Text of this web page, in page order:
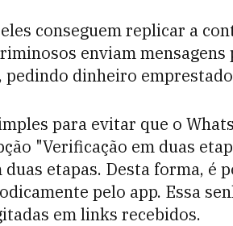
conseguem replicar a
enviam mensagens
pedindo dinheiro
para evitar que o
"Verificação em duas
etapas. Desta forma, é
pelo app. Essa
em links recebidos.